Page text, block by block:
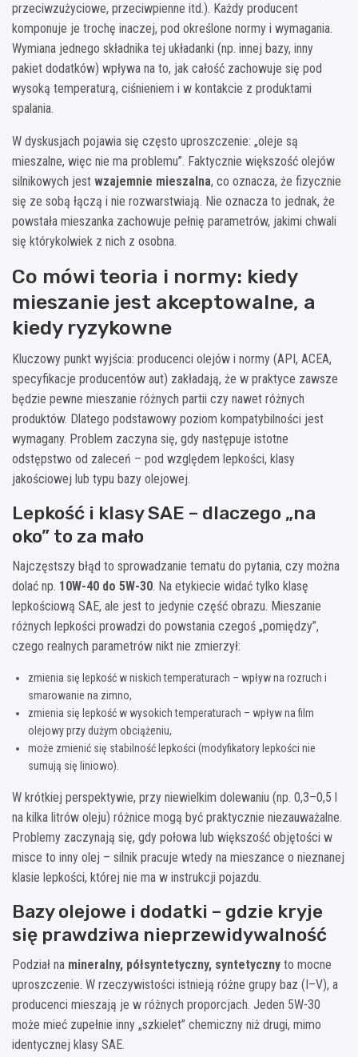
przeciwzużyciowe, przeciwpienne itd.). Każdy producent
komponuje je trochę inaczej, pod określone normy i wymagania.
Wymiana jednego składnika tej układanki (np. innej bazy, inny
pakiet dodatków) wpływa na to, jak całość zachowuje się pod
wysoką temperaturą, ciśnieniem i w kontakcie z produktami
spalania.
W dyskusjach pojawia się często uproszczenie: „oleje są
mieszalne, więc nie ma problemu”. Faktycznie większość olejów
silnikowych jest wzajemnie mieszalna, co oznacza, że fizycznie
się ze sobą łączą i nie rozwarstwiają. Nie oznacza to jednak, że
powstała mieszanka zachowuje pełnię parametrów, jakimi chwali
się którykolwiek z nich z osobna.
Co mówi teoria i normy: kiedy
mieszanie jest akceptowalne, a
kiedy ryzykowne
Kluczowy punkt wyjścia: producenci olejów i normy (API, ACEA,
specyfikacje producentów aut) zakładają, że w praktyce zawsze
będzie pewne mieszanie różnych partii czy nawet różnych
produktów. Dlatego podstawowy poziom kompatybilności jest
wymagany. Problem zaczyna się, gdy następuje istotne
odstępstwo od zaleceń – pod względem lepkości, klasy
jakościowej lub typu bazy olejowej.
Lepkość i klasy SAE – dlaczego „na
oko” to za mało
Najczęstszy błąd to sprowadzanie tematu do pytania, czy można
dolać np. 10W-40 do 5W-30. Na etykiecie widać tylko klasę
lepkościową SAE, ale jest to jedynie część obrazu. Mieszanie
różnych lepkości prowadzi do powstania czegoś „pomiędzy”,
czego realnych parametrów nikt nie zmierzył:
zmienia się lepkość w niskich temperaturach – wpływ na rozruch i
smarowanie na zimno,
zmienia się lepkość w wysokich temperaturach – wpływ na film
olejowy przy dużym obciążeniu,
może zmienić się stabilność lepkości (modyfikatory lepkości nie
sumują się liniowo).
W krótkiej perspektywie, przy niewielkim dolewaniu (np. 0,3–0,5 l
na kilka litrów oleju) różnice mogą być praktycznie niezauważalne.
Problemy zaczynają się, gdy połowa lub większość objętości w
misce to inny olej – silnik pracuje wtedy na mieszance o nieznanej
klasie lepkości, której nie ma w instrukcji pojazdu.
Bazy olejowe i dodatki – gdzie kryje
się prawdziwa nieprzewidywalność
Podział na mineralny, półsyntetyczny, syntetyczny to mocne
uproszczenie. W rzeczywistości istnieją różne grupy baz (I–V), a
producenci mieszają je w różnych proporcjach. Jeden 5W-30
może mieć zupełnie inny „szkielet” chemiczny niż drugi, mimo
identycznej klasy SAE.